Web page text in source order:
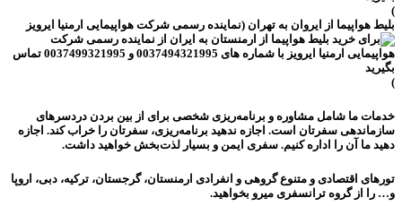
)
بلیط هواپیما از ایروان به تهران (نماینده رسمی شرکت هواپیمایی ارمنیا ایرویز
)
خدمات ما شامل مشاوره و برنامه‌ریزی شخصی برای از بین بردن دردسرهای
سازماندهی سفرتان است. اجازه ندهید برنامه‌ریزی، سفرتان را خراب کند. اجازه
دهید ما آن را اداره کنیم. سفری ایمن و بسیار لذت‌بخش خواهید داشت.
تورهای اقتصادی و متنوع گروهی و انفرادی ارمنستان، گرجستان، ترکیه، دبی، اروپا
و… را از گروه ترانسفری میرو بخواهید.